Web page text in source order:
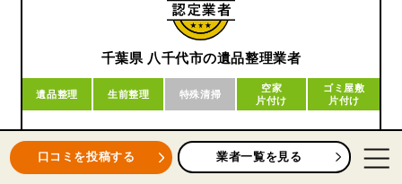
口コミを投稿する 業者一覧を見る
*1お見積時から現場状態の変化
や、お客様からの追加のご要望
す。
*2弊社の過失により生じた作業
場の不備に限ります。
千葉県 八千代市の遺品整理業者
遺品整理 生前整理 特殊清掃
空家
片付け
ゴミ屋敷
片付け
もったいないリサイクルバンク